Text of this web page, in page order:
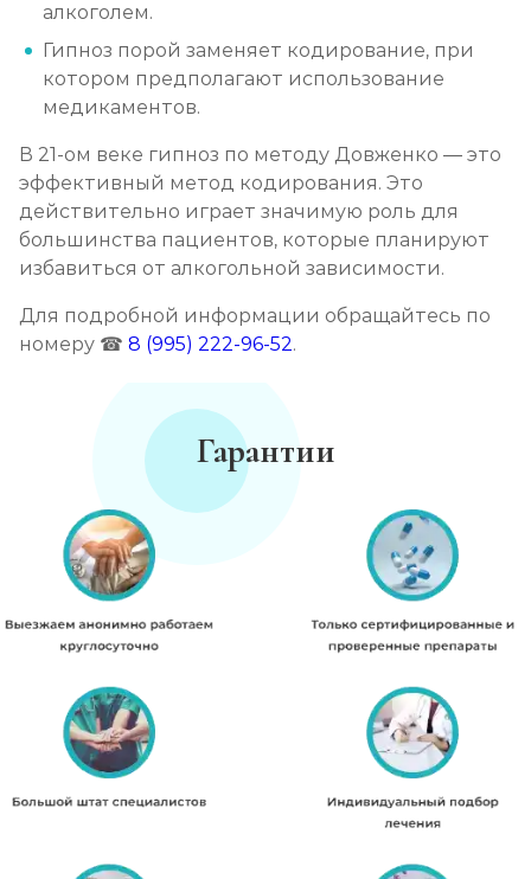
алкоголем.
Гипноз порой заменяет кодирование, при
котором предполагают использование
медикаментов.
В 21-ом веке гипноз по методу Довженко — это
эффективный метод кодирования. Это
действительно играет значимую роль для
большинства пациентов, которые планируют
избавиться от алкогольной зависимости.
Для подробной информации обращайтесь по
номеру ☎ 8 (995) 222-96-52.
Гарантии